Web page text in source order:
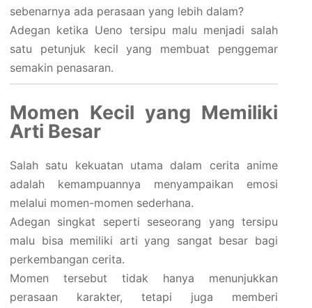
sebenarnya ada perasaan yang lebih dalam?
Adegan ketika Ueno tersipu malu menjadi salah
satu petunjuk kecil yang membuat penggemar
semakin penasaran.
Momen Kecil yang Memiliki
Arti Besar
Salah satu kekuatan utama dalam cerita anime
adalah kemampuannya menyampaikan emosi
melalui momen-momen sederhana.
Adegan singkat seperti seseorang yang tersipu
malu bisa memiliki arti yang sangat besar bagi
perkembangan cerita.
Momen tersebut tidak hanya menunjukkan
perasaan karakter, tetapi juga memberi